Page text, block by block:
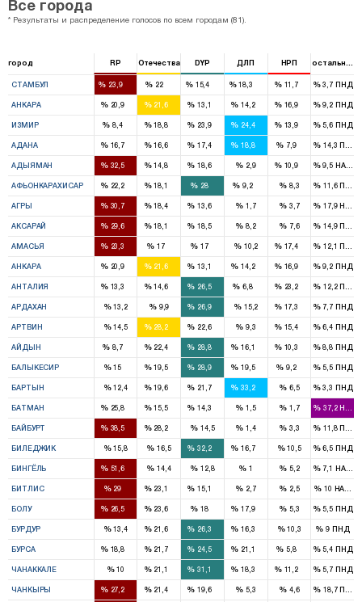
Все города
* Результаты и распределение голосов по всем городам (81).
город RP Отечества DYP ДЛП НРП остальные
СТАМБУЛ % 23,9
16
%22
15
%15,4
11
%18,3
12
%11,7
7
%3,7 ПНД
АНКАРА %20,9 %21,6 % 13,1 %14,2 %16,9 %9,2 ПНД
ИЗМИР % 8,4 %18,8 % 23,9 %24,4 %13,9 %5,6 ПНД
АДАНА %16,7 %16,6 % 17,4 %18,8 % 7,9 %14,3ПНД
АДЫЯМАН %32,5 %14,8 % 18,6 % 2,9 %10,9 %9,5 HADEP
АФЬОНКАРАХИСАР %22,2 %18,1 % 28 % 9,2 % 8,3 %11,6ПНД
АГРЫ %30,7 %18,4 % 13,6 % 1,7 % 3,7 %17,9
АКСАРАЙ %29,6 %18,1 % 18,5 % 8,2 % 7,6 %14,9ПНД
АМАСЬЯ %23,3 % 17 % 17 %10,2 %17,4 %12,1ПНД
АНКАРА %20,9 %21,6 % 13,1 %14,2 %16,9 %9,2 ПНД
АНТАЛИЯ %13,3 %14,6 % 26,5 % 6,8 %23,2 %12,2ПНД
АРДАХАН %13,2 %9,9 % 26,9 %15,2 %17,3 %7,7 ПНД
АРТВИН %14,5 %28,2 % 22,6 % 9,3 %15,4 %6,4 ПНД
АЙДЫН % 8,7 %22,4 % 28,8 %16,1 %10,3 %8,8 ПНД
БАЛЫКЕСИР %15 %19,5 % 28,9 %19,5 % 9,2 %5,5 ПНД
БАРТЫН %12,4 %19,6 % 21,7 %33,2 % 6,5 %3,3 ПНД
БАТМАН %25,8 %15,5 % 14,3 % 1,5 % 1,7 %37,2
БАЙБУРТ %38,5 %28,2 % 14,5 % 1,4 % 3,3 %11,8ПНД
БИЛЕДЖИК %15,8 % 16,5 % 32,2 %16,7 %10,5 %6,5 ПНД
БИНГЁЛЬ %51,6 % 14,4 % 12,8 % 1 % 5,2 %7,1 HADEP
БИТЛИС %29 %23,1 % 15,1 % 2,7 % 2,5 %10 HADEP
БОЛУ %26,5 %23,6 % 18 %17,9 % 5,3 %5,5 ПНД
БУРДУР %13,4 %21,6 % 26,3 %16,3 %10,3 % 9ПНД
БУРСА %18,8 %21,7 % 24,5 %21,1 % 5,8 %5,4 ПНД
ЧАНАККАЛЕ %10 %21,1 % 31,1 %18,3 %11,2 %5,7 ПНД
ЧАНКЫРЫ %27,2 %21,4 % 19,6 % 5,3 % 4,6 %18,7ПНД